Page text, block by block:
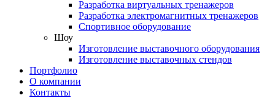
Разработка виртуальных тренажеров
Разработка электромагнитных тренажеров
Спортивное оборудование
Шоу
Изготовление выставочного оборудования
Изготовление выставочных стендов
Портфолио
О компании
Контакты